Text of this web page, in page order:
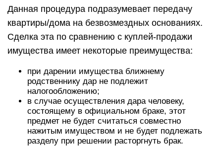
Данная процедура подразумевает передачу
квартиры/дома на безвозмездных основаниях.
Сделка эта по сравнению с куплей-продажи
имущества имеет некоторые преимущества:
при дарении имущества ближнему
родственнику дар не подлежит
налогообложению;
в случае осуществления дара человеку,
состоящему в официальном браке, этот
предмет не будет считаться совместно
нажитым имуществом и не будет подлежать
разделу при решении расторгнуть брак.